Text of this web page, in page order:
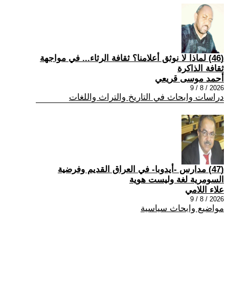
(46) لماذا لا نوثق أعلامنا؟ ثقافة الرثاء... في مواجهة
ثقافة الذاكرة
أحمد موسى قريعي
2026 / 8 / 9
دراسات وابحاث في التاريخ والتراث واللغات
(47) مدارس -أيدوبا- في العراق القديم وفرضية
السومرية لغة وليست هوية
علاء اللامي
2026 / 8 / 9
مواضيع وابحاث سياسية